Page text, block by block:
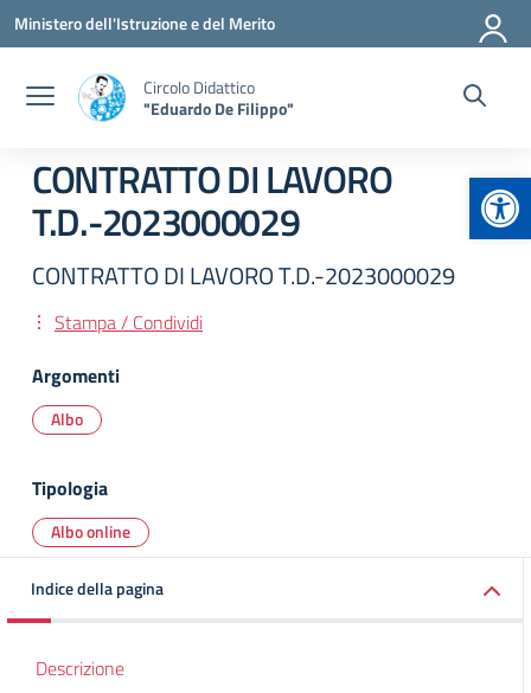
Vai ai contenuti
Vai al menu di navigazione
Vai al footer
Ministero dell'Istruzione e del Merito
Circolo Didattico
"Eduardo De Filippo"
CONTRATTO DI LAVORO
T.D.-2023000029
CONTRATTO DI LAVORO T.D.-2023000029
Stampa / Condividi
Argomenti
Albo
Tipologia
Albo online
Indice della pagina
Descrizione